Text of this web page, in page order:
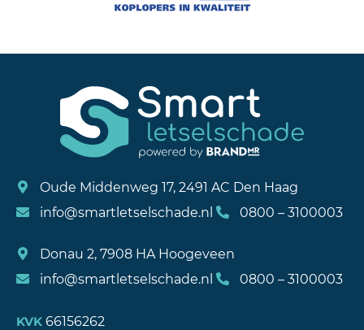
Oude Middenweg 17, 2491 AC Den Haag
info@smartletselschade.nl
0800 – 3100003
Donau 2, 7908 HA Hoogeveen
info@smartletselschade.nl
0800 – 3100003
KVK 66156262